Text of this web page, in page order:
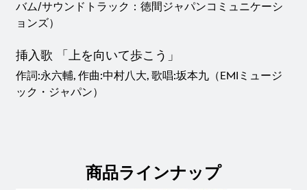
バム/サウンドトラック：徳間ジャパンコミュニケーシ
ョンズ）
挿入歌 「上を向いて歩こう」
作詞:永六輔, 作曲:中村八大, 歌唱:坂本九（EMIミュージ
ック・ジャパン）
商品ラインナップ